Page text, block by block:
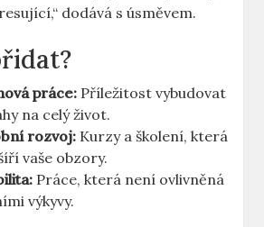
dodává s úsměvem.
práce: Příležitost vybudovat
na celý život.
rozvoj: Kurzy a školení, která
vaše obzory.
Práce, která není ovlivněná
výkyvy.